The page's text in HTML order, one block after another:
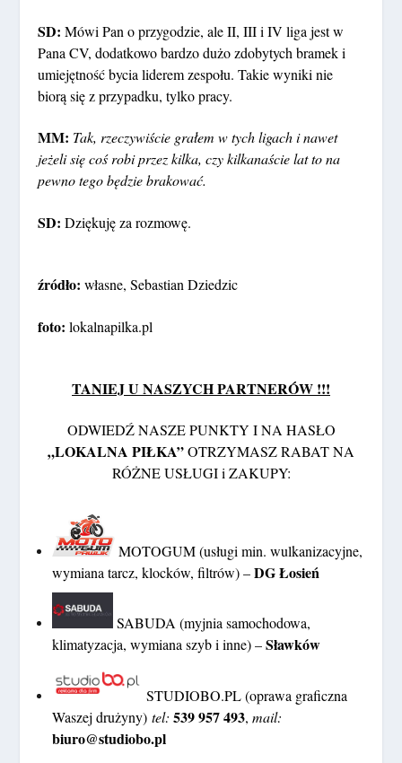
SD: Mówi Pan o przygodzie, ale II, III i IV liga jest w
Pana CV, dodatkowo bardzo dużo zdobytych bramek i
umiejętność bycia liderem zespołu. Takie wyniki nie
biorą się z przypadku, tylko pracy.
MM: Tak, rzeczywiście grałem w tych ligach i nawet
jeżeli się coś robi przez kilka, czy kilkanaście lat to na
pewno tego będzie brakować.
SD: Dziękuję za rozmowę.
źródło:własne, Sebastian Dziedzic
foto: lokalnapilka.pl
TANIEJ U NASZYCH PARTNERÓW !!!
ODWIEDŹ NASZE PUNKTY I NA HASŁO
„LOKALNA PIŁKA”OTRZYMASZ RABAT NA
RÓŻNE USŁUGI i ZAKUPY:
MOTOGUM (usługi min. wulkanizacyjne,
wymiana tarcz, klocków, filtrów) –DG Łosień
SABUDA (myjnia samochodowa,
klimatyzacja, wymiana szyb i inne) –Sławków
STUDIOBO.PL (oprawa graficzna
Waszej drużyny)tel: 539 957 493,mail:
biuro@studiobo.pl